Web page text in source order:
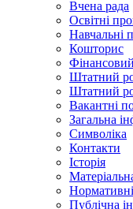
Вчена рада
Освітні
Навчальні
Кошторис
Фінансовий
Штатний
Штатний
Вакантні
Загальна
Символіка
Контакти
Історія
Публічна